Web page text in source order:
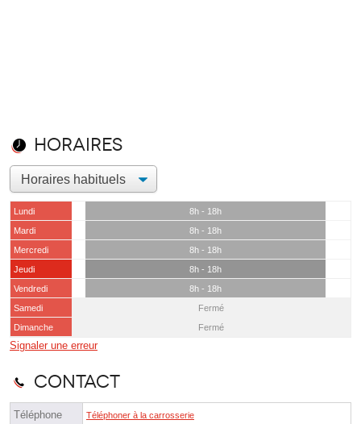
Horaires
Lundi
8h - 18h
Mardi
8h - 18h
Mercredi
8h - 18h
Jeudi
8h - 18h
Vendredi
8h - 18h
Samedi
Fermé
Dimanche
Fermé
Signaler une erreur
Contact
Téléphone Téléphoner à la carrosserie